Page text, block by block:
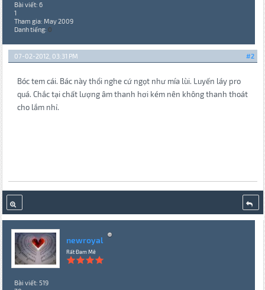
Bài viết: 6
1
Tham gia: May 2009
Danh tiếng: 0
#2
07-02-2012, 03:31 PM
Bóc tem cái. Bác này thổi nghe cứ ngọt như mía lùi. Luyến láy pro
quá. Chắc tại chất lượng âm thanh hơi kém nên không thanh thoát
cho lắm nhỉ.
newroyal
Rất Đam Mê
Bài viết: 519